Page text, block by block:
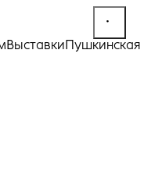
ВыставкиПушкинская